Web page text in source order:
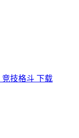
竞技格斗 下载